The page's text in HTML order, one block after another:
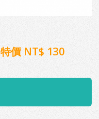
特價 NT$ 130